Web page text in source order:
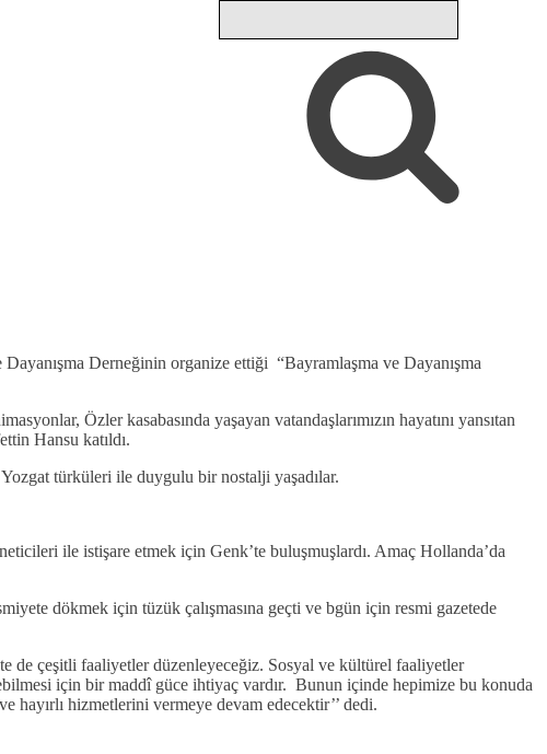
Derneğinin organize ettiği “Bayramlaşma ve Dayanışma
Özler kasabasında yaşayan vatandaşlarımızın hayatını yansıtan
Hansu katıldı.
Yozgat türküleri ile duygulu bir nostalji yaşadılar.
ile istişare etmek için Genk’te buluşmuşlardı. Amaç Hollanda’da
dökmek için tüzük çalışmasına geçti ve bgün için resmi gazetede
de çeşitli faaliyetler düzenleyeceğiz. Sosyal ve kültürel faaliyetler
için bir maddî güce ihtiyaç vardır. Bunun içinde hepimize bu konuda
hayırlı hizmetlerini vermeye devam edecektir’’ dedi.